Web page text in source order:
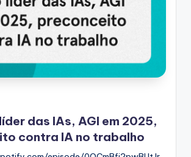
das IAs, AGI em 2025,
contra IA no trabalho